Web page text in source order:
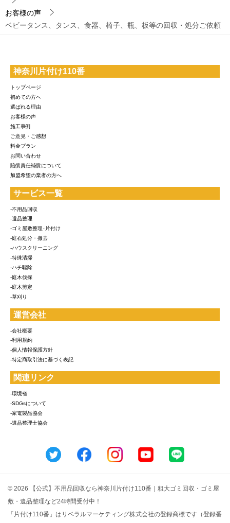
お客様の声
ベビータンス、タンス、食器、椅子、瓶、板等の回収・処分ご依頼
神奈川片付け110番
トップページ
初めての方へ
選ばれる理由
お客様の声
施工事例
ご意見・ご感想
料金プラン
お問い合わせ
賠償責任補償について
加盟希望の業者の方へ
サービス一覧
-不用品回収
-遺品整理
-ゴミ屋敷整理･片付け
-庭石処分・撤去
-ハウスクリーニング
-特殊清掃
-ハチ駆除
-庭木伐採
-庭木剪定
-草刈り
運営会社
-会社概要
-利用規約
-個人情報保護方針
-特定商取引法に基づく表記
関連リンク
-環境省
-SDGsについて
-家電製品協会
-遺品整理士協会
© 2026 【公式】不用品回収なら神奈川片付け110番｜粗大ゴミ回収・ゴミ屋
敷・遺品整理など24時間受付中！
「片付け110番」はリベラルマーケティング株式会社の登録商標です（登録番